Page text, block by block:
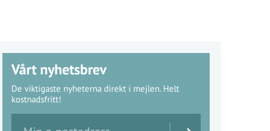
Vårt nyhetsbrev
De viktigaste nyheterna direkt i mejlen. Helt
kostnadsfritt!